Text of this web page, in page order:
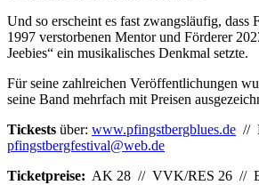
Und so erscheint es fast zwangsläufig, dass
1997 verstorbenen Mentor und Förderer
Jeebies“ ein musikalisches Denkmal setzte.
Für seine zahlreichen Veröffentlichungen
seine Band mehrfach mit Preisen
Tickests über: www.pfingstbergblues.de //
pfingstbergfestival@web.de
Ticketpreise: AK 28 // VVK/RES 26 //